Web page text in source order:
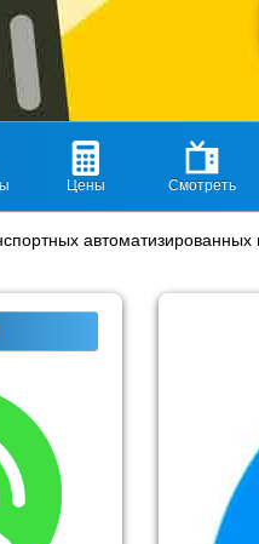
Цены Смотреть